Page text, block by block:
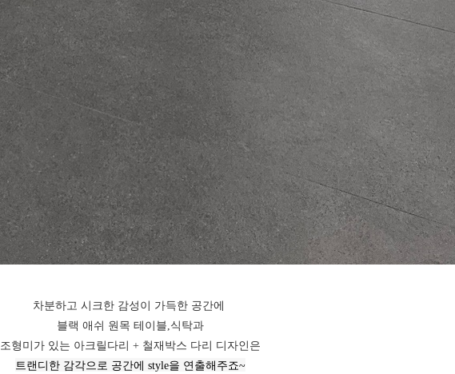
차분하고 시크한 감성이 가득한 공간에
블랙 애쉬 원목 테이블,식탁과
조형미가 있는 아크릴다리 + 철재박스 다리 디자인은
트랜디한 감각으로 공간에 style을 연출해주죠~